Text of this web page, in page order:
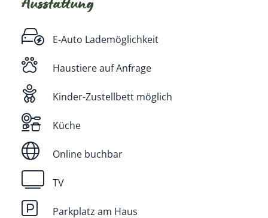
Ausstattung
E-Auto Lademöglichkeit
Haustiere auf Anfrage
Kinder-Zustellbett möglich
Küche
Online buchbar
Parkplatz am Haus
TV